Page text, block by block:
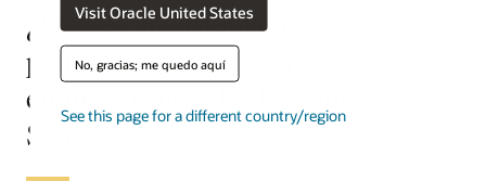
Visit Oracle United States
No, gracias; me quedo aquí
See this page for a different country/region
¿Qué es un sistema de
planificación de recursos
empresariales (ERP) como
SaaS?